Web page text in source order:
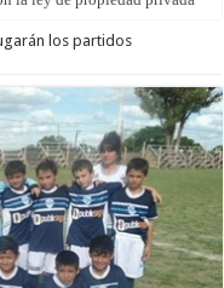
los partidos